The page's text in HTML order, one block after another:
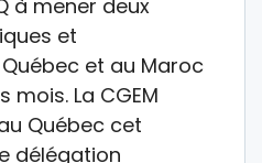
à mener deux
et
et au Maroc
La CGEM
Québec cet
délégation